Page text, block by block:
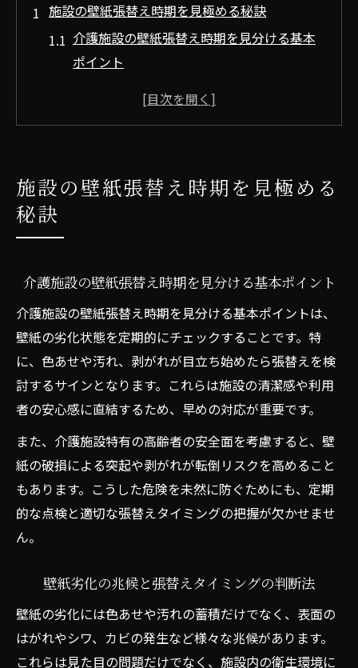
施設の壁紙張替え時期を見極める秘訣
介護施設の壁紙張替え時期を見分ける基本
ポイント
壁紙劣化の兆候と張替えタイミングの判断
施設環境を保つ壁紙張替えの最適な周期
実例で学ぶ壁紙張替えの最適な時期
壁紙の黄ばみや剥がれは張替えサイン
高齢者施設での壁紙張替え事例を紹介
壁紙張替えタイミングを見逃さない実践知
衛生と防火対策に効く壁紙張替えの重要性
介護施設の壁紙張替えで衛生と安全を強化
防火基準を満たす壁紙張替えのポイント
び
壁紙張替えで施設の安全性を高める理由
加古川市の介護施設で壁紙を安全に貼り替える
施設の壁紙張替え時期を見極める
秘訣
介護施設の壁紙張替え時期を見分ける基本ポイント
介護施設の壁紙張替え時期を見分ける基本ポイントは、
壁紙の劣化状態を定期的にチェックすることです。特
に、色あせや汚れ、剥がれが目立ち始めたら張替えを検
討するサインとなります。これらは施設の清潔感や利用
者の安心感に直結するため、早めの対応が重要です。
また、介護施設特有の高齢者の安全面を考慮すると、壁
紙の破損による突起や剥がれが転倒リスクを高めること
もあります。こうした危険を未然に防ぐためにも、定期
的な点検と適切な張替えタイミングの把握が欠かせませ
ん。
壁紙劣化の兆候と張替えタイミングの判断法
壁紙の劣化には色あせや汚れの蓄積だけでなく、表面の
はがれやシワ、カビの発生など様々な兆候があります。
これらは見た目の問題だけでなく、施設内の衛生環境に